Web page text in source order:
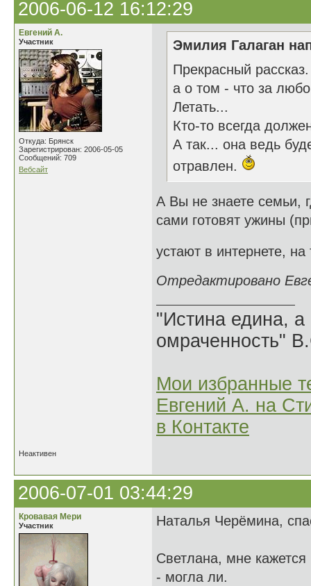
2006-06-12 16:12:29
Евгений А.
Участник
Откуда: Брянск
Зарегистрирован: 2006-05-05
Сообщений: 709
Вебсайт
Эмилия Галаган
Прекрасный
а о том - что за
Летать...
Кто-то всегда
А так... она ведь
отравлен.
А Вы не знаете семьи,
сами готовят ужины
устают в интернете,
Отредактировано
"Истина едина,
омраченность"
Мои избранные
Евгений А. на
в Контакте
Неактивен
2006-07-01 03:44:29
Кровавая Мери
Участник Наталья Черёмина,
Светлана, мне
- могла ли.